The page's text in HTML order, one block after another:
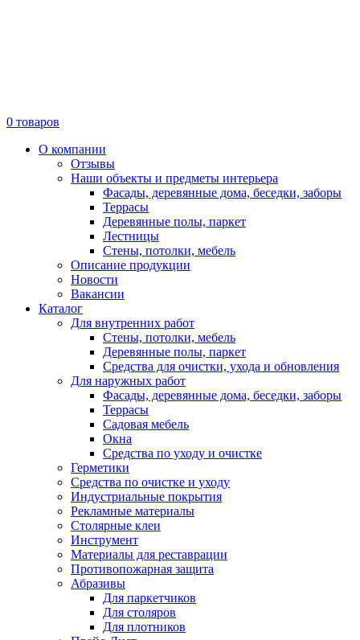
0 товаров
О компании
Отзывы
Наши объекты и предметы интерьера
Фасады, деревянные дома, беседки, заборы
Террасы
Деревянные полы, паркет
Лестницы
Стены, потолки, мебель
Описание продукции
Новости
Вакансии
Каталог
Для внутренних работ
Стены, потолки, мебель
Деревянные полы, паркет
Средства для очистки, ухода и обновления
Для наружных работ
Фасады, деревянные дома, беседки, заборы
Террасы
Садовая мебель
Окна
Средства по уходу и очистке
Герметики
Средства по очистке и уходу
Индустриальные покрытия
Рекламные материалы
Столярные клеи
Инструмент
Материалы для реставрации
Противопожарная защита
Абразивы
Для паркетчиков
Для столяров
Для плотников